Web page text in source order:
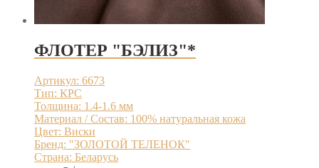
ФЛОТЕР "БЭЛИЗ"*
Артикул: 6673
Тип: КРС
Толщина: 1.4-1.6 мм
Материал / Состав: 100% натуральная кожа
Цвет: Виски
Бренд: "ЗОЛОТОЙ ТЕЛЕНОК"
Страна: Беларусь